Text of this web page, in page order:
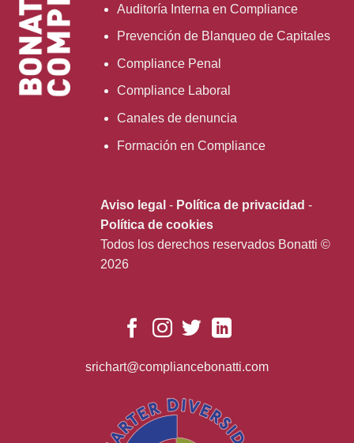
Auditoría Interna en Compliance
Prevención de Blanqueo de Capitales
Compliance Penal
Compliance Laboral
Canales de denuncia
Formación en Compliance
Aviso legal - Política de privacidad -
Política de cookies
Todos los derechos reservados Bonatti ©
2026
srichart@compliancebonatti.com